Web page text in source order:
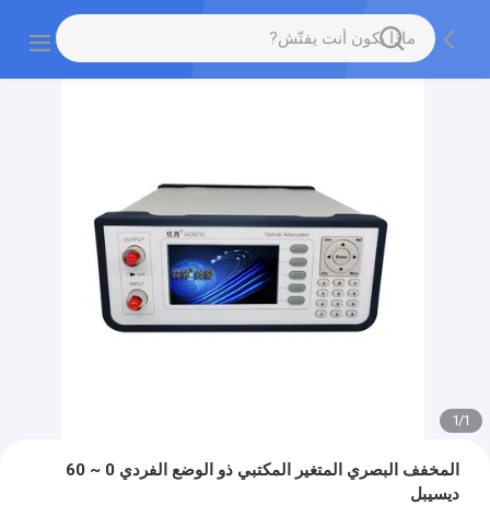
1
/
1
المخفف البصري المتغير المكتبي ذو الوضع الفردي 0 ~ 60
ديسيبل